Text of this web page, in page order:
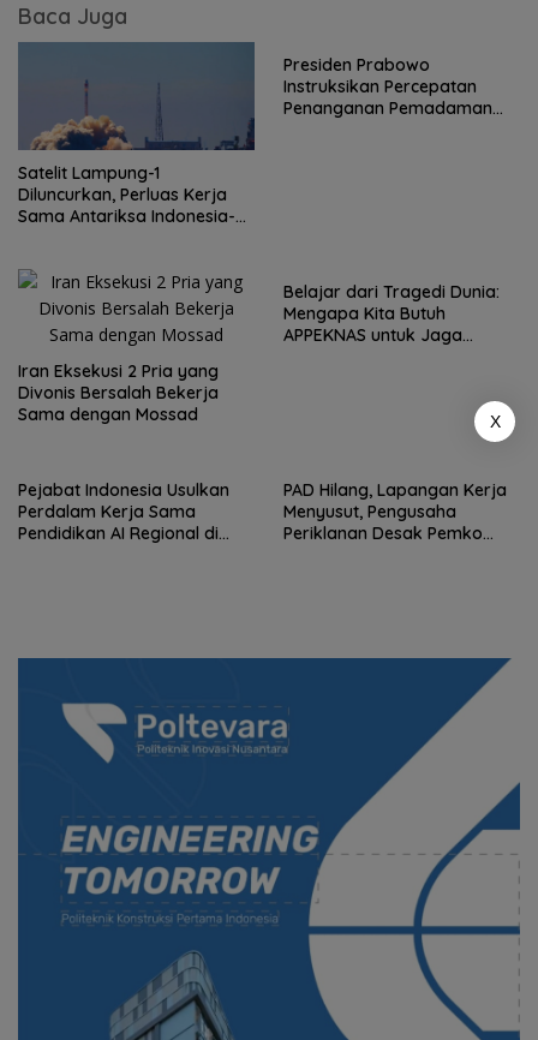
Baca Juga
Satelit Lampung-1
Diluncurkan, Perluas Kerja
Sama Antariksa Indonesia-
Presiden Prabowo
Instruksikan Percepatan
Penanganan Pemadaman
Iran Eksekusi 2 Pria yang
Divonis Bersalah Bekerja
Sama dengan Mossad
Belajar dari Tragedi Dunia:
Mengapa Kita Butuh
APPEKNAS untuk Jaga
Pejabat Indonesia Usulkan
Perdalam Kerja Sama
Pendidikan AI Regional di
PAD Hilang, Lapangan Kerja
Menyusut, Pengusaha
Periklanan Desak Pemko
X